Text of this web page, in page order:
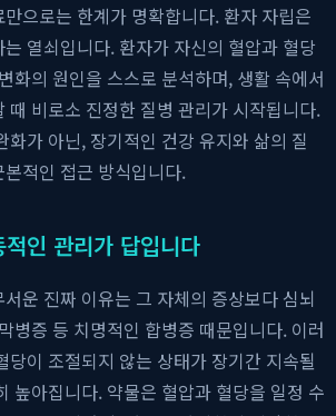
으로는 한계가 명확합니다. 환자 자립은
열쇠입니다. 환자가 자신의 혈압과 혈당
화의 원인을 스스로 분석하며, 생활 속에서
때 비로소 진정한 질병 관리가 시작됩니다.
화가 아닌, 장기적인 건강 유지와 삶의 질
적인 접근 방식입니다.
인 관리가 답입니다
운 진짜 이유는 그 자체의 증상보다 심뇌
병증 등 치명적인 합병증 때문입니다. 이러
당이 조절되지 않는 상태가 장기간 지속될
높아집니다. 약물은 혈압과 혈당을 일정 수